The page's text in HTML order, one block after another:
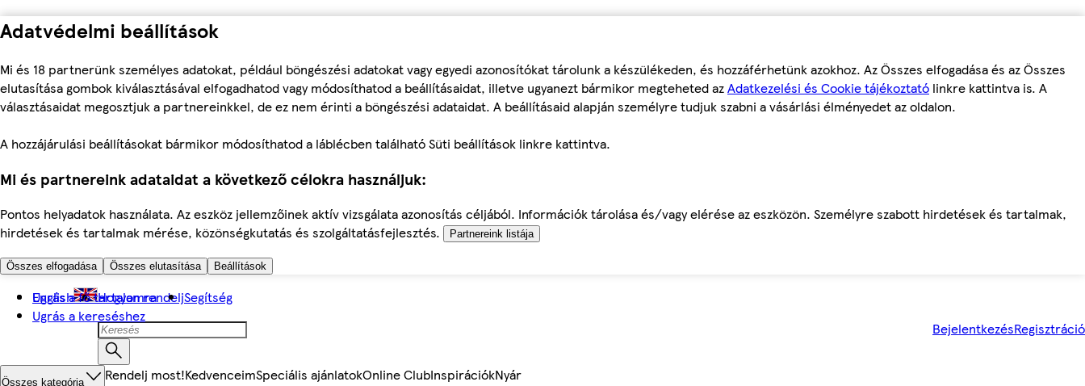
Adatvédelmi beállítások
Mi és 18 partnerünk személyes adatokat, például böngészési adatokat vagy egyedi azonosítókat tárolunk a készülékeden, és hozzáférhetünk azokhoz. Az Összes elfogadása és az Összes
elutasítása gombok kiválasztásával elfogadhatod vagy módosíthatod a beállításaidat, illetve ugyanezt bármikor megteheted azAdatkezelési és Cookie tájékoztató linkre kattintva is. A
választásaidat megosztjuk a partnereinkkel, de ez nem érinti a böngészési adataidat. A beállításaid alapján személyre tudjuk szabni a vásárlási élményedet az oldalon.
A hozzájárulási beállításokat bármikor módosíthatod a láblécben található Süti beállítások linkre kattintva.
Mi és partnereink adataidat a következő célokra használjuk:
Pontos helyadatok használata. Az eszköz jellemzőinek aktív vizsgálata azonosítás céljából. Információk tárolása és/vagy elérése az eszközön. Személyre szabott hirdetések és tartalmak,
hirdetések és tartalmak mérése, közönségkutatás és szolgáltatásfejlesztés.
Partnereink listája
Összes elfogadása Összes elutasítása Beállítások
Ugrás a fő tartalomra
Ugrás a kereséshez
English Hogyan rendeljSegítség
BejelentkezésRegisztráció
Összes kategória Rendelj most!KedvenceimSpeciális ajánlatokOnline ClubInspirációkNyár